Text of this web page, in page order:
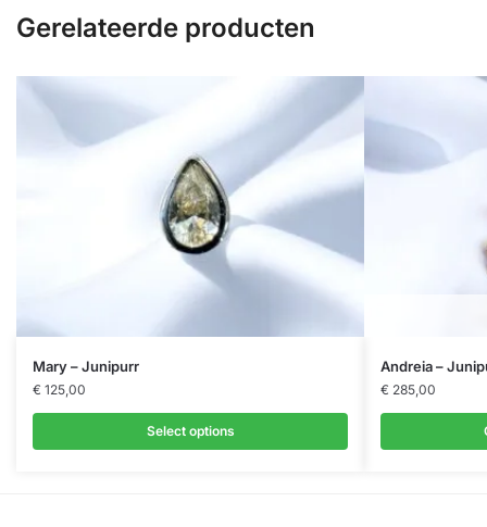
Gerelateerde producten
Mary – Junipurr
€ 125,00
Select options
Dit
product
heeft
meerdere
Andreia –
€ 285,00
Dit
product
heeft
meerdere